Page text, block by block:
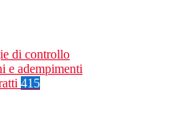
di controllo
e adempimenti
415